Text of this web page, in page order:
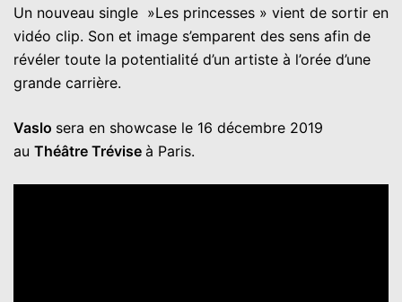
Un nouveau single »Les princesses » vient de sortir en
vidéo clip. Son et image s’emparent des sens afin de
révéler toute la potentialité d’un artiste à l’orée d’une
grande carrière.
Vaslo sera en showcase le 16 décembre 2019
au Théâtre Trévise à Paris.